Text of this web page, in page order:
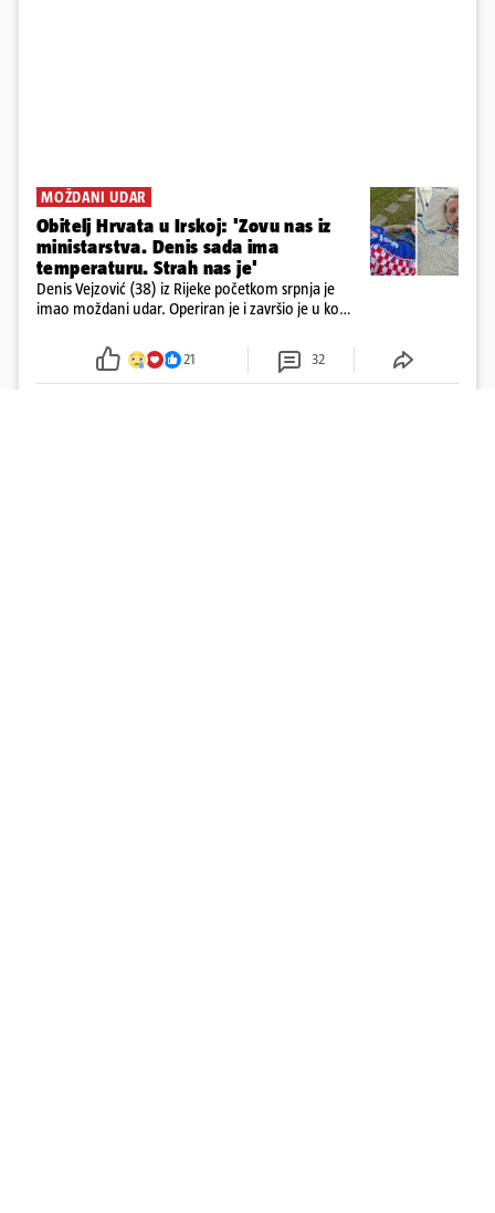
MOŽDANI UDAR
Obitelj Hrvata u Irskoj: 'Zovu nas iz
ministarstva. Denis sada ima
temperaturu. Strah nas je'
Denis Vejzović (38) iz Rijeke početkom srpnja je
imao moždani udar. Operiran je i završio je u komi.
tamošnji liječnici ne vjeruju u oporavak: 'Imamo
21 32